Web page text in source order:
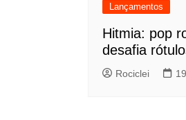
Lançamentos
Hitmia: pop
desafia
Rociclei